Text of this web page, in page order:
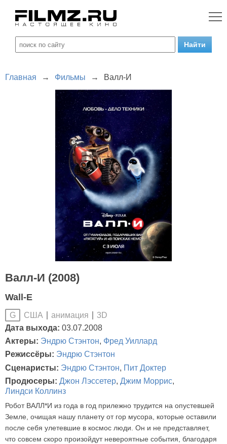
Главная → Фильмы → Валл-И
Валл-И (2008)
Wall-E
G США анимация
3D
Дата выхода: 03.07.2008
Актеры: Эндрю Стэнтон, Фред Уиллард
Режиссёры: Эндрю Стэнтон
Сценаристы: Эндрю Стэнтон, Пит Доктер
Продюсеры: Джон Лэссетер, Джим Моррис,
Линдси Коллинз
Робот ВАЛЛ*И из года в год прилежно трудится на опустевшей
Земле, очищая нашу планету от гор мусора, которые оставили
после себя улетевшие в космос люди. Он и не представляет,
что совсем скоро произойдут невероятные события, благодаря